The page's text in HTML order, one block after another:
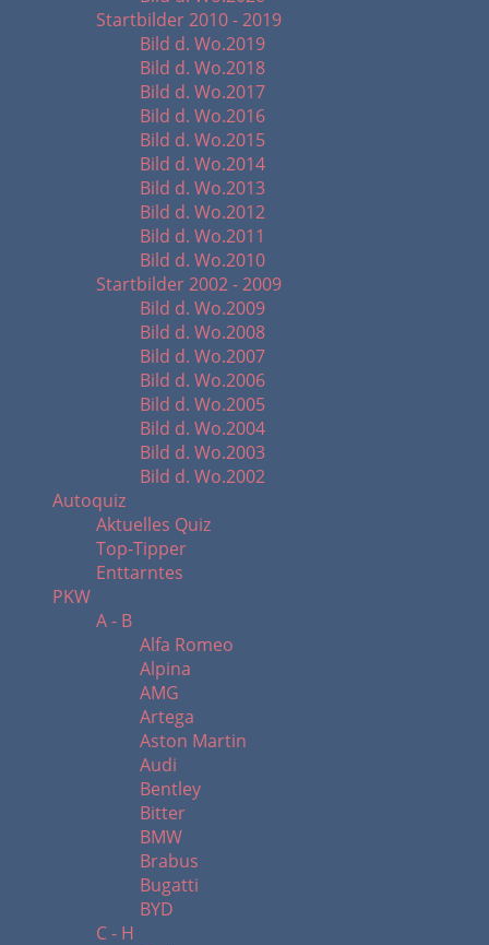
Startbilder 2010 - 2019
Bild d. Wo.2019
Bild d. Wo.2018
Bild d. Wo.2017
Bild d. Wo.2016
Bild d. Wo.2015
Bild d. Wo.2014
Bild d. Wo.2013
Bild d. Wo.2012
Bild d. Wo.2011
Bild d. Wo.2010
Startbilder 2002 - 2009
Bild d. Wo.2009
Bild d. Wo.2008
Bild d. Wo.2007
Bild d. Wo.2006
Bild d. Wo.2005
Bild d. Wo.2004
Bild d. Wo.2003
Bild d. Wo.2002
Autoquiz
Aktuelles Quiz
Top-Tipper
Enttarntes
PKW
A - B
Alfa Romeo
Alpina
AMG
Artega
Aston Martin
Audi
Bentley
Bitter
BMW
Brabus
Bugatti
BYD
C - H